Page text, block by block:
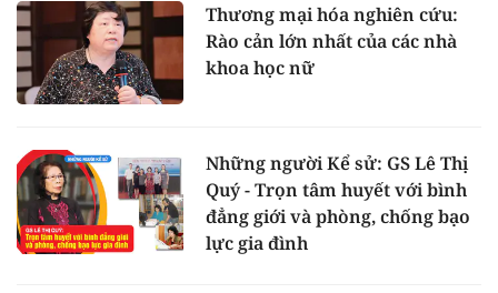
Thương mại hóa nghiên cứu:
Rào cản lớn nhất của các nhà
khoa học nữ
Những người Kể sử: GS Lê Thị
Quý - Trọn tâm huyết với bình
đẳng giới và phòng, chống bạo
lực gia đình